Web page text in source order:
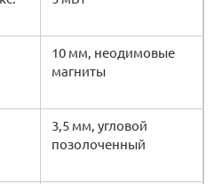
10 мм, неодимовые
магниты
3,5 мм, угловой
позолоченный